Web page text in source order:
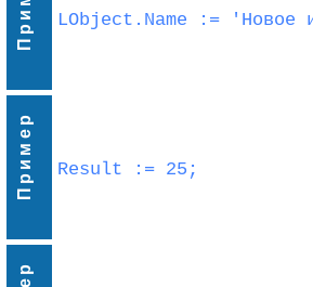
LObject.Name := 'Новое
Пример Result := 25;